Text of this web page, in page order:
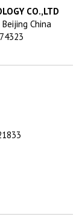
CO.,LTD
China